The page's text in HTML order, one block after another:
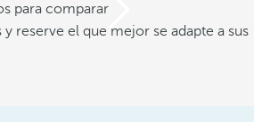
para comparar
reserve el que mejor se adapte a sus